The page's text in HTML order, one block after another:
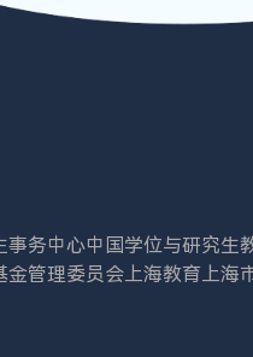
事务中心中国学位与研究生
金管理委员会 上海教育 上海